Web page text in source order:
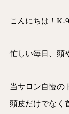
こんにちは！K-
忙しい毎日、頭
当サロン自慢の
頭皮だけでなく